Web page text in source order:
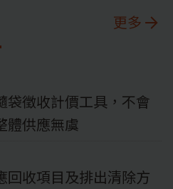
更多
袋徵收計價工具，不會
體供應無虞
回收項目及排出清除方